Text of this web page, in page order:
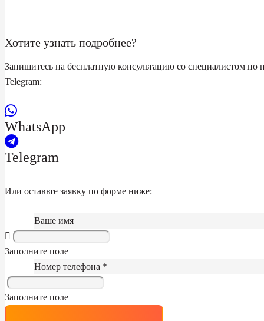
Хотите узнать подробнее?
Запишитесь на бесплатную консультацию со специалистом по
Telegram:
WhatsApp
Telegram
Или оставьте заявку по форме ниже:
Ваше имя
Заполните поле
Номер телефона *
Заполните поле